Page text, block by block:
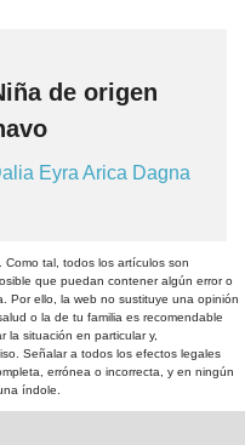
de origen
Eyra Arica Dagna
tal, todos los artículos son
que puedan contener algún error o
Por ello, la web no sustituye una opinión
o la de tu familia es recomendable
la situación en particular y,
Señalar a todos los efectos legales
errónea o incorrecta, y en ningún
índole.